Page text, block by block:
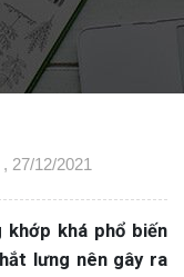
27/12/2021
khớp khá phổ biến
lưng nên gây ra